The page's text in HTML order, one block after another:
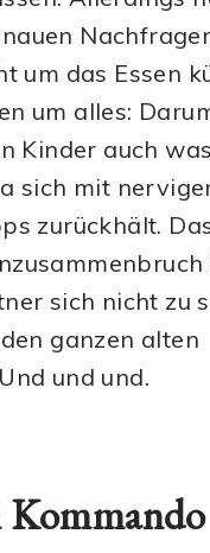
um das Essen
um alles:
Kinder auch
sich mit
zurückhält.
sich nicht zu
ganzen alten
und und.